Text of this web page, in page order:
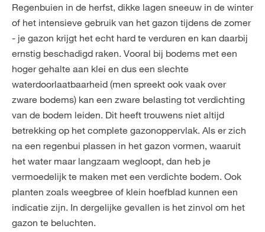
Regenbuien in de herfst, dikke lagen sneeuw in de winter
of het intensieve gebruik van het gazon tijdens de zomer
- je gazon krijgt het echt hard te verduren en kan daarbij
ernstig beschadigd raken. Vooral bij bodems met een
hoger gehalte aan klei en dus een slechte
waterdoorlaatbaarheid (men spreekt ook vaak over
zware bodems) kan een zware belasting tot verdichting
van de bodem leiden. Dit heeft trouwens niet altijd
betrekking op het complete gazonoppervlak. Als er zich
na een regenbui plassen in het gazon vormen, waaruit
het water maar langzaam wegloopt, dan heb je
vermoedelijk te maken met een verdichte bodem. Ook
planten zoals weegbree of klein hoefblad kunnen een
indicatie zijn. In dergelijke gevallen is het zinvol om het
gazon te beluchten.